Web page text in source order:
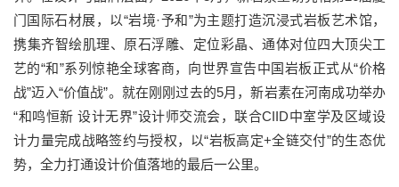
门国际石材展，以“岩境·予和”为主题打造沉浸式岩板艺术馆，
携集齐智绘肌理、原石浮雕、定位彩晶、通体对位四大顶尖工
艺的“和”系列惊艳全球客商，向世界宣告中国岩板正式从“价格
战”迈入“价值战”。就在刚刚过去的5月，新岩素在河南成功举办
“和鸣恒新 设计无界”设计师交流会，联合CIID中室学及区域设
计力量完成战略签约与授权，以“岩板高定+全链交付”的生态优
势，全力打通设计价值落地的最后一公里。